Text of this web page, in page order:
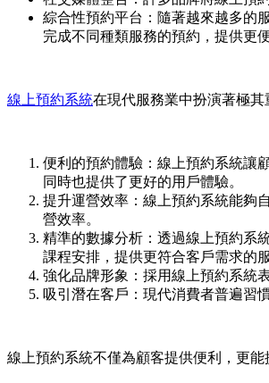
綜合性預約平台：隨著越來越多的
完成不同種類服務的預約，提供更
線上預約系統在現代服務業中扮演著極
便利的預約體驗：線上預約系統讓
同時也提供了更好的用戶體驗。
提升運營效率：線上預約系統能夠
營效率。
精準的數據分析：透過線上預約系
課程安排，提供更符合客戶需求的服
強化品牌形象：採用線上預約系統
吸引潛在客戶：現代消費者普遍習
線上預約系統不僅為顧客提供便利，更